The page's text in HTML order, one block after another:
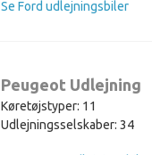
Se Ford udlejningsbiler
Peugeot Udlejning
Køretøjstyper: 11
Udlejningsselskaber: 34